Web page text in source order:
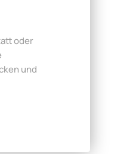
oder
und